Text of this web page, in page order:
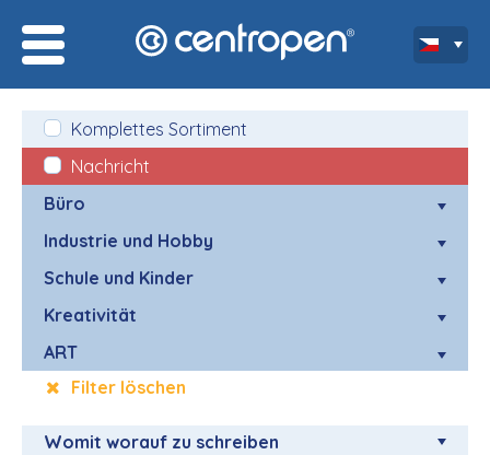
Komplettes Sortiment
Nachricht
Büro
Industrie und Hobby
Schule und Kinder
Kreativität
ART
Filter löschen
Womit worauf zu schreiben